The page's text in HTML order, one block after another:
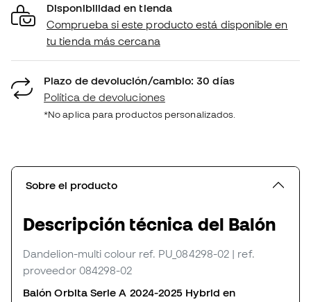
Disponibilidad en tienda
Comprueba si este producto está disponible en
tu tienda más cercana
Plazo de devolución/cambio: 30 días
Política de devoluciones
*No aplica para productos personalizados.
Sobre el producto
Descripción técnica del Balón
Dandelion-multi colour ref. PU_084298-02 | ref.
proveedor 084298-02
Balón Orbita Serie A 2024-2025 Hybrid en